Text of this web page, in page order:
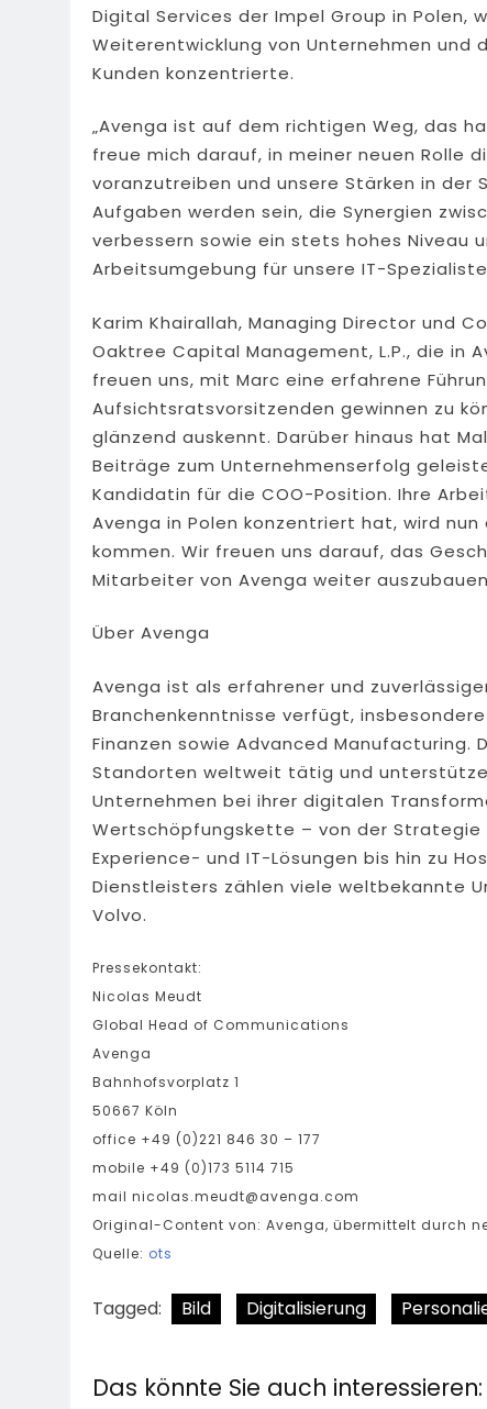
Digital Services der Impel Group in Polen,
Weiterentwicklung von Unternehmen und
Kunden konzentrierte.
„Avenga ist auf dem richtigen Weg, das
freue mich darauf, in meiner neuen Rolle
voranzutreiben und unsere Stärken in der
Aufgaben werden sein, die Synergien
verbessern sowie ein stets hohes Niveau
Arbeitsumgebung für unsere IT-
Karim Khairallah, Managing Director und
Oaktree Capital Management, L.P., die in
freuen uns, mit Marc eine erfahrene
Aufsichtsratsvorsitzenden gewinnen zu
glänzend auskennt. Darüber hinaus hat
Beiträge zum Unternehmenserfolg
Kandidatin für die COO-Position. Ihre
Avenga in Polen konzentriert hat, wird
kommen. Wir freuen uns darauf, das
Mitarbeiter von Avenga weiter
Über Avenga
Avenga ist als erfahrener und
Branchenkenntnisse verfügt,
Finanzen sowie Advanced Manufacturing.
Standorten weltweit tätig und
Unternehmen bei ihrer digitalen
Wertschöpfungskette – von der
Experience- und IT-Lösungen bis hin zu
Dienstleisters zählen viele weltbekannte
Volvo.
Pressekontakt:
Nicolas Meudt
Global Head of Communications
Avenga
Bahnhofsvorplatz 1
50667 Köln
office +49 (0)221 846 30 – 177
mobile +49 (0)173 5114 715
mail nicolas.meudt@avenga.com
Original-Content von: Avenga, übermittelt durch
Quelle: ots
Tagged: Bild Digitalisierung
Das könnte Sie auch interessieren: